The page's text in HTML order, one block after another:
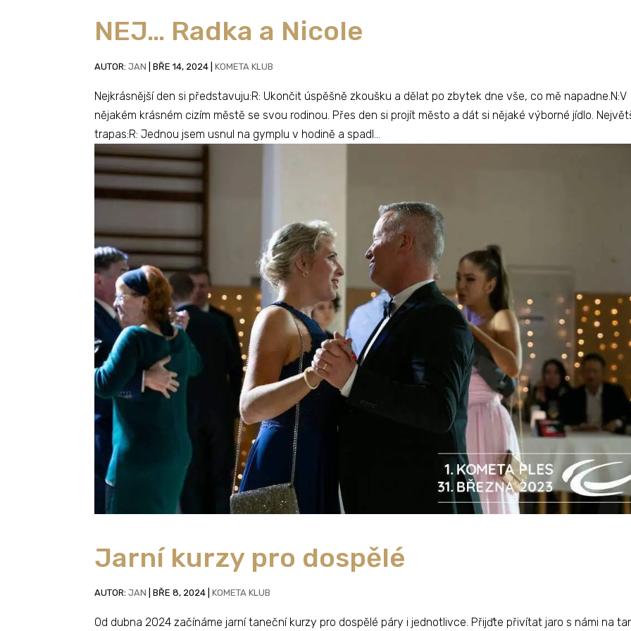
NEJ… Radka a Nicole
AUTOR:JAN |BŘE 14, 2024 |KOMETA KLUB
Nejkrásnější den si představuju:R: Ukončit úspěšně zkoušku a dělat po zbytek dne vše, co mě napadne.N:V
nějakém krásném cizím městě se svou rodinou. Přes den si projít město a dát si nějaké výborné jídlo.
trapas:R: Jednou jsem usnul na gymplu v hodině a spadl...
Jarní kurzy pro dospělé
AUTOR:JAN |BŘE 8, 2024 |KOMETA KLUB
Od dubna 2024 začínáme jarní taneční kurzy pro dospělé páry i jednotlivce. Přijďte přivítat jaro s námi na